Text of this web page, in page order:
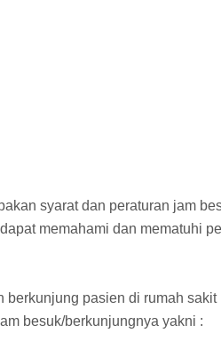
syarat dan peraturan jam
memahami dan mematuhi
berkunjung pasien di rumah
besuk/berkunjungnya yakni :